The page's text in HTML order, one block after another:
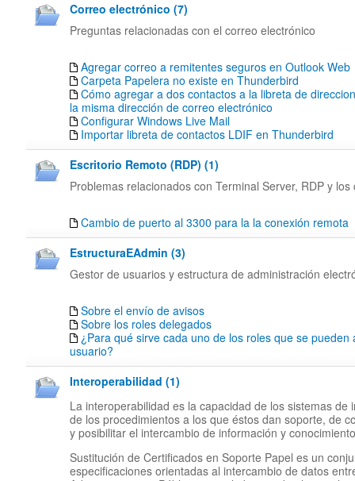
Correo electrónico (7)
Preguntas relacionadas con el correo electrónico
Agregar correo a remitentes seguros en Outlook Web
Carpeta Papelera no existe en Thunderbird
Cómo agregar a dos contactos a la libreta de
la misma dirección de correo electrónico
Configurar Windows Live Mail
Importar libreta de contactos LDIF en Thunderbird
Escritorio Remoto (RDP) (1)
Problemas relacionados con Terminal Server, RDP y los
Cambio de puerto al 3300 para la la conexión remota
EstructuraEAdmin (3)
Gestor de usuarios y estructura de administración
Sobre el envío de avisos
Sobre los roles delegados
¿Para qué sirve cada uno de los roles que se pueden
usuario?
Interoperabilidad (1)
La interoperabilidad es la capacidad de los sistemas de
de los procedimientos a los que éstos dan soporte, de
y posibilitar el intercambio de información y
Sustitución de Certificados en Soporte Papel es un
especificaciones orientadas al intercambio de datos